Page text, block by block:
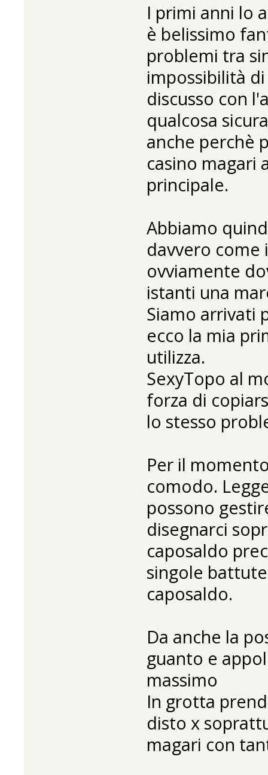
I primi anni lo
è belissimo
problemi tra
impossibilità
discusso con
qualcosa
anche perchè
casino magari
principale.
Abbiamo
davvero
ovviamente
istanti una
Siamo arrivati
ecco la mia
utilizza.
SexyTopo al
forza di
lo stesso
Per il
comodo.
possono
disegnarci
caposaldo
singole
caposaldo.
Da anche la
guanto e
massimo
In grotta
disto x
magari con